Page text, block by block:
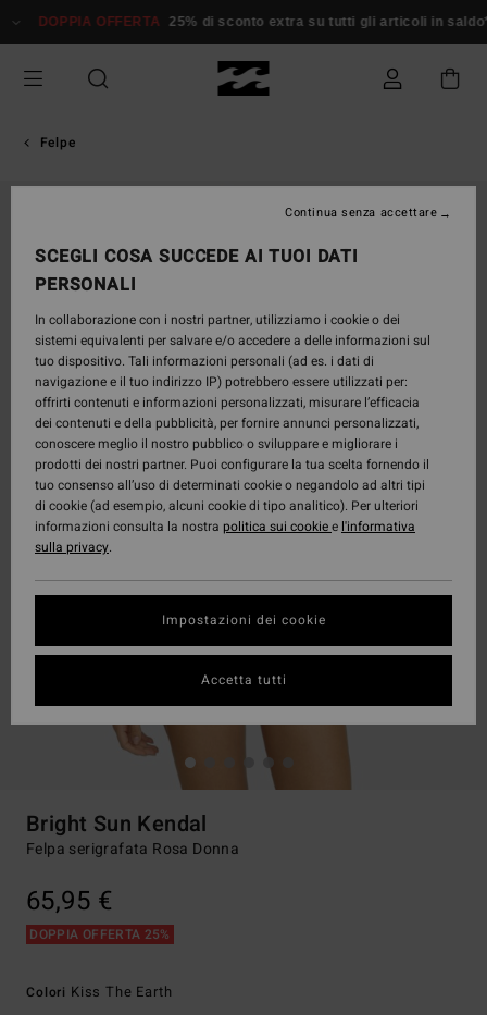
alle
prodotto
DOPPIA OFFERTA 25% di sconto extra su tutti gli articoli in saldo*
Felpe
Bright Sun Kendal
Felpa serigrafata Rosa Donna
65,95 €
DOPPIA OFFERTA 25%
Colori Kiss The Earth
SCEGLI COSA SUCCEDE AI TUOI DATI
PERSONALI
In collaborazione con i nostri partner, utilizziamo i cookie o dei
sistemi equivalenti per salvare e/o accedere a delle informazioni sul
tuo dispositivo. Tali informazioni personali (ad es. i dati di
navigazione e il tuo indirizzo IP) potrebbero essere utilizzati per:
offrirti contenuti e informazioni personalizzati, misurare l’efficacia
dei contenuti e della pubblicità, per fornire annunci personalizzati,
conoscere meglio il nostro pubblico o sviluppare e migliorare i
prodotti dei nostri partner. Puoi configurare la tua scelta fornendo il
tuo consenso all’uso di determinati cookie o negandolo ad altri tipi
di cookie (ad esempio, alcuni cookie di tipo analitico). Per ulteriori
informazioni consulta la nostra politica sui cookiee l'informativa
sulla privacy.
Impostazioni dei cookie
Continua senza accettare
Accetta tutti